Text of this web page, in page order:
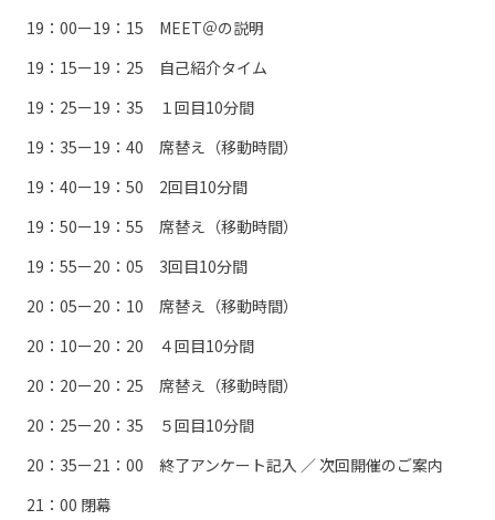
19：00ー19：15 MEET＠の説明
19：15ー19：25 自己紹介タイム
19：25ー19：35 １回目10分間
19：35ー19：40 席替え（移動時間）
19：40ー19：50 2回目10分間
19：50ー19：55 席替え（移動時間）
19：55ー20：05 3回目10分間
20：05ー20：10 席替え（移動時間）
20：10ー20：20 ４回目10分間
20：20ー20：25 席替え（移動時間）
20：25ー20：35 ５回目10分間
20：35ー21：00 終了アンケート記入 ／ 次回開催のご案内
21：00 閉幕